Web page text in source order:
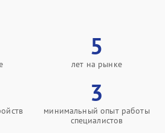
5
лет на рынке
3
минимальный опыт работы
специалистов